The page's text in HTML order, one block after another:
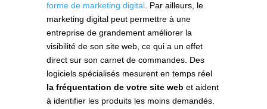
forme de marketing digital . Par ailleurs, le
marketing digital peut permettre à une
entreprise de grandement améliorer la
visibilité de son site web, ce qui a un effet
direct sur son carnet de commandes. Des
logiciels spécialisés mesurent en temps réel
la fréquentation de votre site webet aident
à identifier les produits les moins demandés.